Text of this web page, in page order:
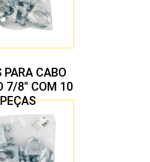
PARA CABO
7/8″ COM 10
PEÇAS